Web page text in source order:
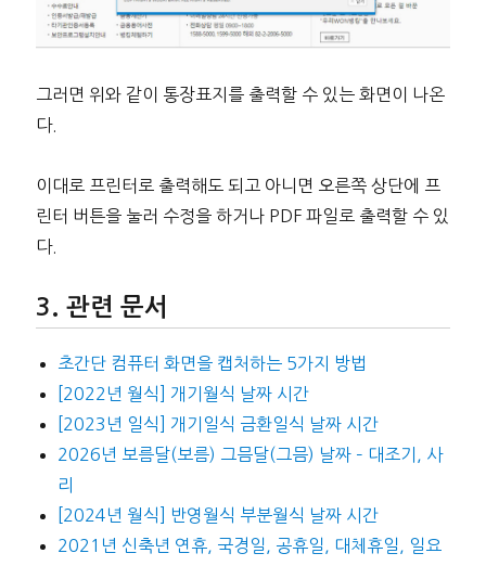
그러면 위와 같이 통장표지를 출력할 수 있는 화면이 나온
다.
이대로 프린터로 출력해도 되고 아니면 오른쪽 상단에 프
린터 버튼을 눌러 수정을 하거나 PDF 파일로 출력할 수 있
다.
관련 문서
초간단 컴퓨터 화면을 캡처하는 5가지 방법
[2022년 월식] 개기월식 날짜 시간
[2023년 일식] 개기일식 금환일식 날짜 시간
2026년 보름달(보름) 그믐달(그믐) 날짜 – 대조기, 사
리
[2024년 월식] 반영월식 부분월식 날짜 시간
2021년 신축년 연휴, 국경일, 공휴일, 대체휴일, 일요